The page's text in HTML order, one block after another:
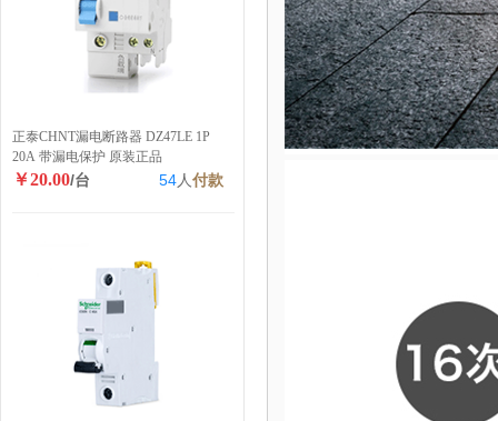
正泰CHNT漏电断路器 DZ47LE 1P
20A 带漏电保护 原装正品
￥20.00/台 54人付款